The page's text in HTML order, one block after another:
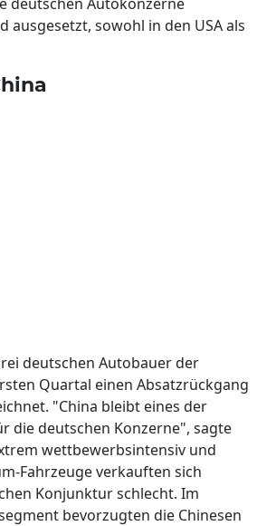
ausgesetzt, sowohl in den USA als
deutschen Autobauer der
Quartal einen Absatzrückgang
"China bleibt eines der
die deutschen Konzerne", sagte
wettbewerbsintensiv und
Fahrzeuge verkauften sich
Konjunktur schlecht. Im
bevorzugten die Chinesen